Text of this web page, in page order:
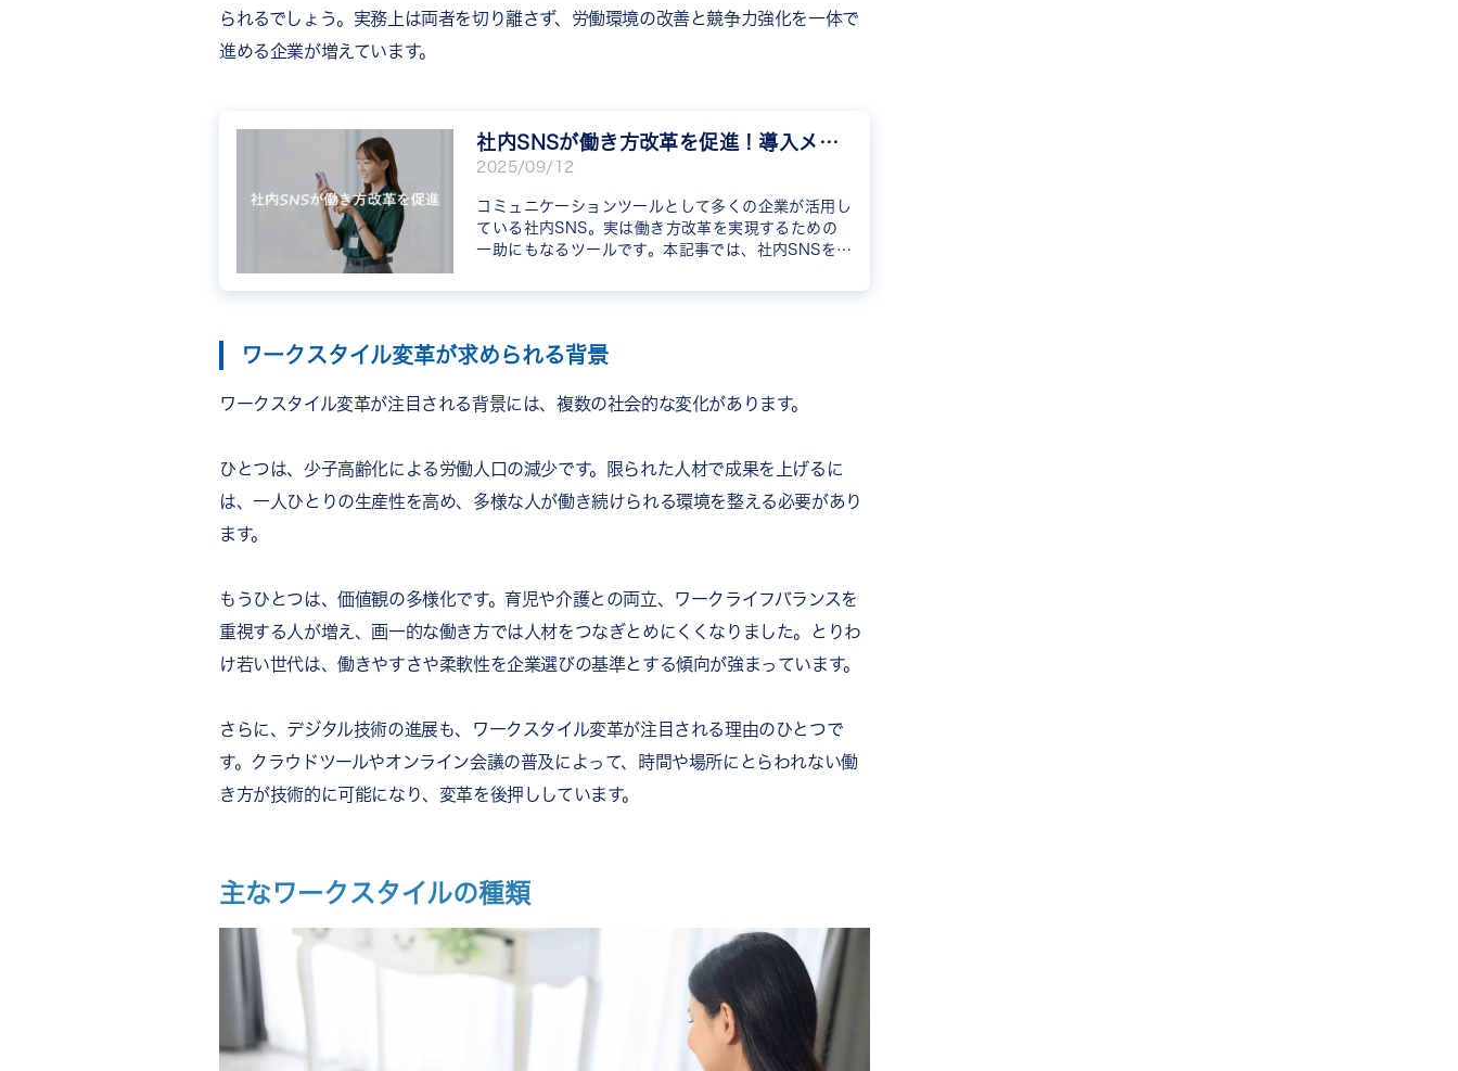
られるでしょう。実務上は両者を切り離さず、労働環境の改善と競争力強化を一体で
進める企業が増えています。
社内SNSが働き方改革を促進！導入メリットとポイントを解説
2025/09/12
コミュニケーションツールとして多くの企業が活用し
ている社内SNS。実は働き方改革を実現するための
一助にもなるツールです。本記事では、社内SNSを働
す。
ワークスタイル変革が求められる背景
ワークスタイル変革が注目される背景には、複数の社会的な変化があります。
ひとつは、少子高齢化による労働人口の減少です。限られた人材で成果を上げるに
は、一人ひとりの生産性を高め、多様な人が働き続けられる環境を整える必要があり
ます。
もうひとつは、価値観の多様化です。育児や介護との両立、ワークライフバランスを
重視する人が増え、画一的な働き方では人材をつなぎとめにくくなりました。とりわ
け若い世代は、働きやすさや柔軟性を企業選びの基準とする傾向が強まっています。
さらに、デジタル技術の進展も、ワークスタイル変革が注目される理由のひとつで
す。クラウドツールやオンライン会議の普及によって、時間や場所にとらわれない働
き方が技術的に可能になり、変革を後押ししています。
主なワークスタイルの種類